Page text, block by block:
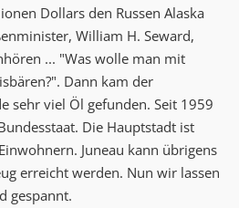
Dollars den Russen Alaska
William H. Seward,
... "Was wolle man mit
Dann kam der
sehr viel Öl gefunden. Seit 1959
Die Hauptstadt ist
Juneau kann übrigens
erreicht werden. Nun wir lassen
gespannt.